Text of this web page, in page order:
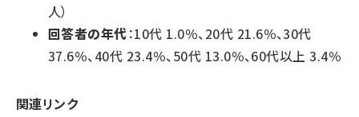
人）
回答者の年代：10代 1.0％、20代 21.6％、30代
37.6％、40代 23.4％、50代 13.0％、60代以上 3.4％
関連リンク